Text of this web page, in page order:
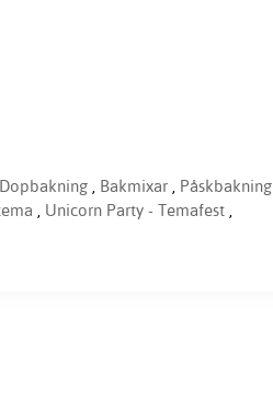
Dopbakning Bakmixar Påskbakning
Unicorn Party - Temafest